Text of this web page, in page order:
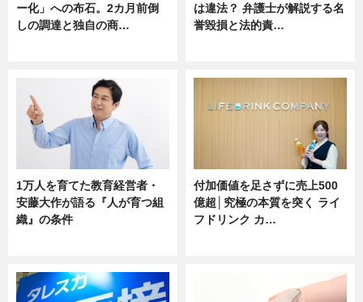
ー化」への布石。2カ月前倒
しの調達と独自の商…
は違法？ 弁護士が解説する名
誉毀損と法的責…
1万人を育てた教育経営者・
安藤大作が語る『人が育つ組
織』の条件
付加価値を足さずに売上500
億超│究極の本質を突く ライ
フドリンク カ…